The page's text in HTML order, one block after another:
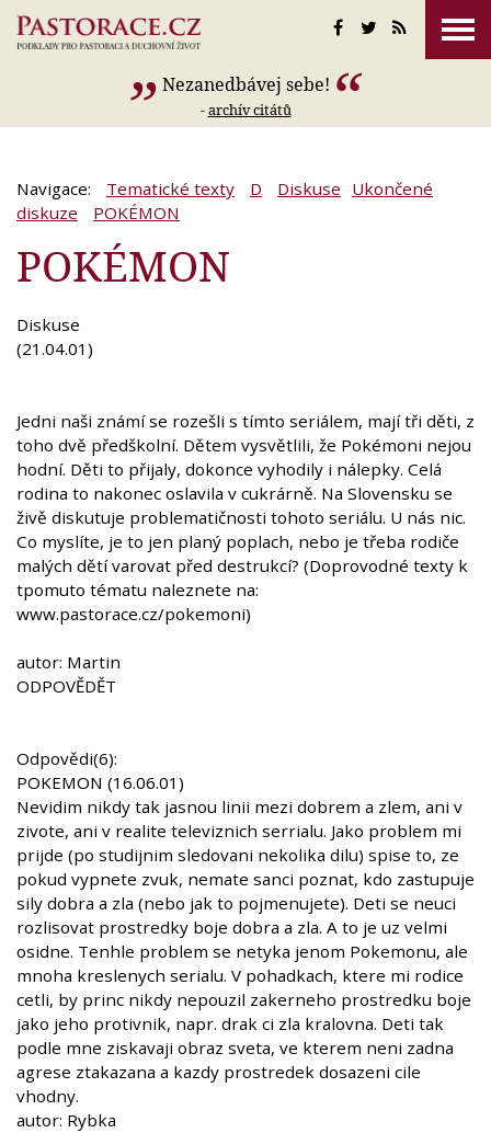
Nezanedbávej sebe!
-archív citátů
Navigace: Tematické texty D Diskuse Ukončené
diskuze
POKÉMON
POKÉMON
Diskuse
(21.04.01)
Jedni naši známí se rozešli s tímto seriálem, mají tři děti, z
toho dvě předškolní. Dětem vysvětlili, že Pokémoni nejou
hodní. Děti to přijaly, dokonce vyhodily i nálepky. Celá
rodina to nakonec oslavila v cukrárně. Na Slovensku se
živě diskutuje problematičnosti tohoto seriálu. U nás nic.
Co myslíte, je to jen planý poplach, nebo je třeba rodiče
malých dětí varovat před destrukcí? (Doprovodné texty k
tpomuto tématu naleznete na:
www.pastorace.cz/pokemoni)
autor: Martin
ODPOVĚDĚT
Odpovědi(6):
POKEMON (16.06.01)
Nevidim nikdy tak jasnou linii mezi dobrem a zlem, ani v
zivote, ani v realite televiznich serrialu. Jako problem mi
prijde (po studijnim sledovani nekolika dilu) spise to, ze
pokud vypnete zvuk, nemate sanci poznat, kdo zastupuje
sily dobra a zla (nebo jak to pojmenujete). Deti se neuci
rozlisovat prostredky boje dobra a zla. A to je uz velmi
osidne. Tenhle problem se netyka jenom Pokemonu, ale
mnoha kreslenych serialu. V pohadkach, ktere mi rodice
cetli, by princ nikdy nepouzil zakerneho prostredku boje
jako jeho protivnik, napr. drak ci zla kralovna. Deti tak
podle mne ziskavaji obraz sveta, ve kterem neni zadna
agrese ztakazana a kazdy prostredek dosazeni cile
vhodny.
autor: Rybka